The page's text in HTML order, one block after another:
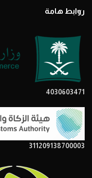
روابط هامة
4030603471
311209138700003